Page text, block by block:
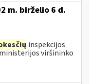
m. birželio 6 d.
inspekcijos
viršininko